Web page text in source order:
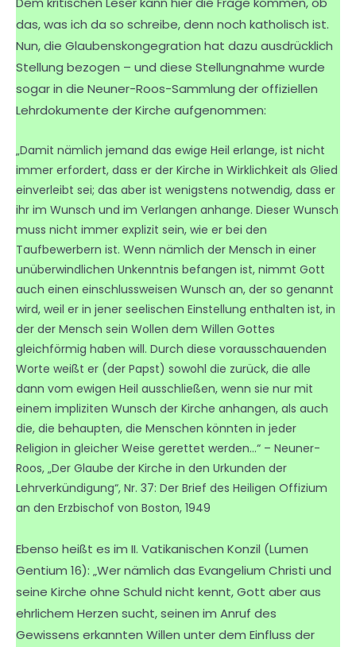
das, was ich da so schreibe, denn noch katholisch ist.
Nun, die Glaubenskongegration hat dazu ausdrücklich
Stellung bezogen – und diese Stellungnahme wurde
sogar in die Neuner-Roos-Sammlung der offiziellen
Lehrdokumente der Kirche aufgenommen:
„Damit nämlich jemand das ewige Heil erlange, ist nicht
immer erfordert, dass er der Kirche in Wirklichkeit als Glied
einverleibt sei; das aber ist wenigstens notwendig, dass er
ihr im Wunsch und im Verlangen anhange. Dieser Wunsch
muss nicht immer explizit sein, wie er bei den
Taufbewerbern ist. Wenn nämlich der Mensch in einer
unüberwindlichen Unkenntnis befangen ist, nimmt Gott
auch einen einschlussweisen Wunsch an, der so genannt
wird, weil er in jener seelischen Einstellung enthalten ist, in
der der Mensch sein Wollen dem Willen Gottes
gleichförmig haben will. Durch diese vorausschauenden
Worte weißt er (der Papst) sowohl die zurück, die alle
dann vom ewigen Heil ausschließen, wenn sie nur mit
einem impliziten Wunsch der Kirche anhangen, als auch
die, die behaupten, die Menschen könnten in jeder
Religion in gleicher Weise gerettet werden…“ – Neuner-
Roos, „Der Glaube der Kirche in den Urkunden der
Lehrverkündigung“, Nr. 37: Der Brief des Heiligen Offizium
an den Erzbischof von Boston, 1949
Ebenso heißt es im II. Vatikanischen Konzil (Lumen
Gentium 16): „Wer nämlich das Evangelium Christi und
seine Kirche ohne Schuld nicht kennt, Gott aber aus
ehrlichem Herzen sucht, seinen im Anruf des
Gewissens erkannten Willen unter dem Einfluss der